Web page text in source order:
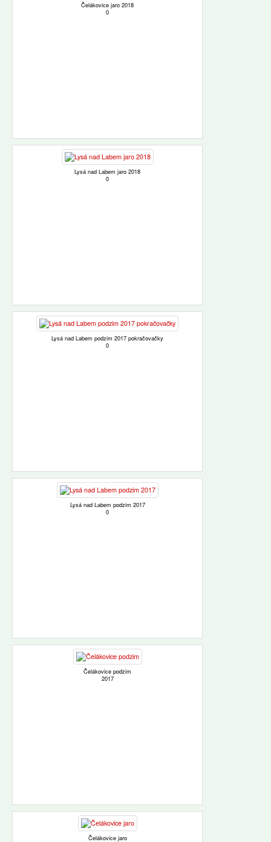
Čelákovice jaro 2018
0
Lysá nad Labem jaro 2018
0
Lysá nad Labem podzim 2017 pokračovačky
0
Lysá nad Labem podzim 2017
0
Čelákovice podzim
2017
Čelákovice jaro